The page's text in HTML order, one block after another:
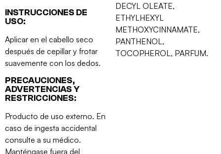
INSTRUCCIONES DE
USO:
Aplicar en el cabello seco
después de cepillar y frotar
suavemente con los dedos.
PRECAUCIONES,
ADVERTENCIAS Y
RESTRICCIONES:
Producto de uso externo. En
caso de ingesta accidental
consulte a su médico.
Manténgase fuera del
DECYL OLEATE,
ETHYLHEXYL
METHOXYCINNAMATE,
PANTHENOL,
TOCOPHEROL, PARFUM.